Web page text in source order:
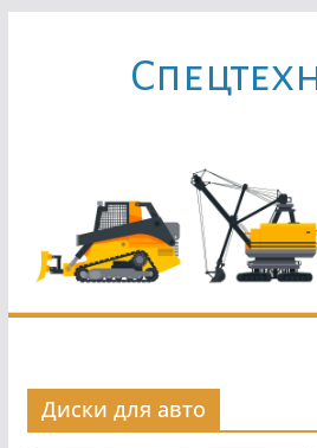
содержимому
Диски для авто